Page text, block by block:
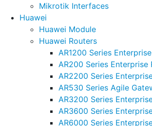
Mikrotik Interfaces
Huawei
Huawei Module
Huawei Routers
AR1200 Series
AR200 Series Enterprise
AR2200 Series
AR530 Series Agile
AR3200 Series
AR3600 Series
AR6000 Series